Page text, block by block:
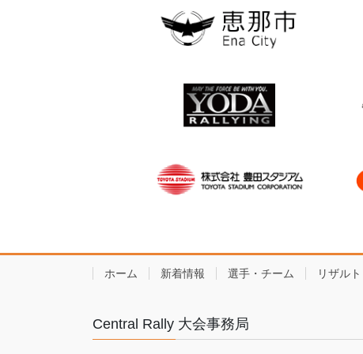
ホーム 新着情報 選手・チーム リザルト
Central Rally 大会事務局